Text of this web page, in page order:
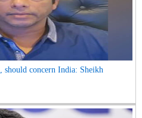
should concern India: Sheikh